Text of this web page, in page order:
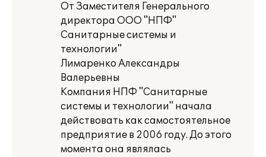
От Заместителя Генерального
директора ООО "НПФ"
Санитарные системы и
технологии"
Лимаренко Александры
Валерьевны
Компания НПФ "Санитарные
системы и технологии" начала
действовать как самостоятельное
предприятие в 2006 году. До этого
момента она являлась